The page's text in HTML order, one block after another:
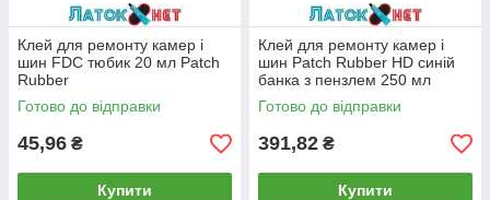
Клей для ремонту камер і
шин FDC тюбик 20 мл Patch
Rubber
Готово до відправки
45,96 ₴
Купити
Клей для ремонту камер і
шин Patch Rubber HD синій
банка з пензлем 250 мл
Готово до відправки
391,82 ₴
Купити